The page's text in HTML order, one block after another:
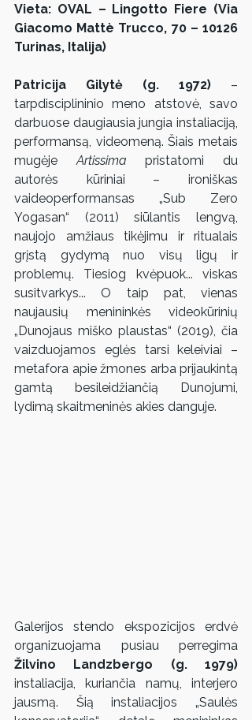
Vieta: OVAL – Lingotto Fiere (Via
Giacomo Mattè Trucco, 70 – 10126
Turinas, Italija)
Patricija Gilytė (g. 1972) –
tarpdisciplininio meno atstovė, savo
darbuose daugiausia jungia instaliaciją,
performansą, videomeną. Šiais metais
mugėje Artissima pristatomi du
autorės kūriniai – ironiškas
vaideoperformansas „Sub Zero
Yogasan“ (2011) siūlantis lengvą,
naujojo amžiaus tikėjimu ir ritualais
grįstą gydymą nuo visų ligų ir
problemų. Tiesiog kvėpuok... viskas
susitvarkys... O taip pat, vienas
naujausių menininkės videokūrinių
„Dunojaus miško plaustas“ (2019), čia
vaizduojamos eglės tarsi keleiviai –
metafora apie žmones arba prijaukintą
gamtą besileidžiančią Dunojumi,
lydimą skaitmeninės akies danguje.
Galerijos stendo ekspozicijos erdvė
Žilvino Landzbergo (g. 1979)
instaliacija, kuriančia namų, interjero
jausmą. Šią instaliacijos „Saulės